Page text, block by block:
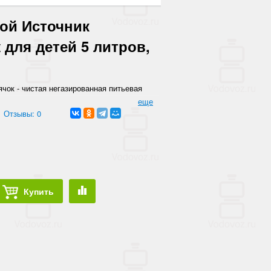
Источник
детей 5 литров,
- чистая негазированная питьевая
вкусом, предназначена специально
детей более старшего возраста. Вода
скважинах и проходит несколько
еще
Отзывы: 0
Купить